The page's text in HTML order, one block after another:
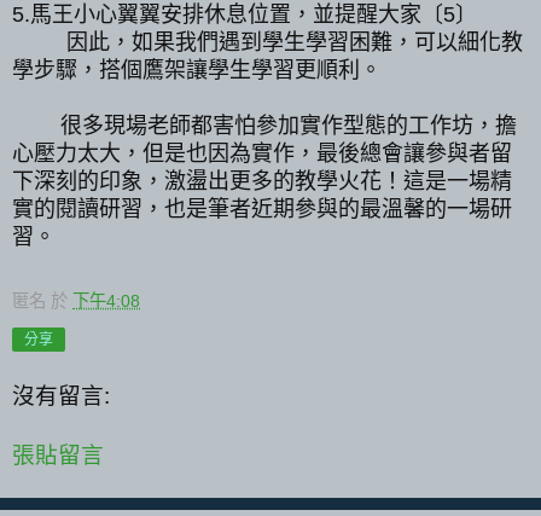
5.馬王小心翼翼安排休息位置，並提醒大家 〔5〕
因此，如果我們遇到學生學習困難，可以細化教
學步驟，搭個鷹架讓學生學習更順利。
很多現場老師都害怕參加實作型態的工作坊，擔
心壓力太大，但是也因為實作，最後總會讓參與者留
下深刻的印象，激盪出更多的教學火花！這是一場精
實的閱讀研習，也是筆者近期參與的最溫馨的一場研
習。
匿名 於 下午4:08
分享
沒有留言:
張貼留言